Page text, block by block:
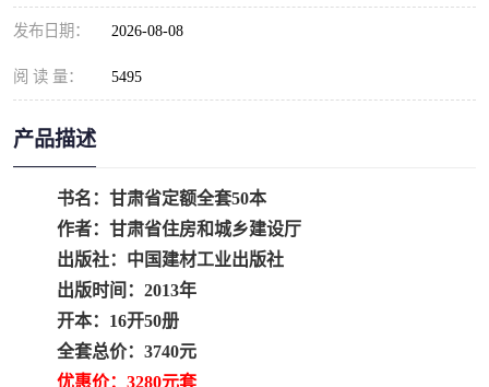
发布日期： 2026-08-08
阅 读 量： 5495
产品描述
书名：甘肃省定额全套50本
作者：甘肃省住房和城乡建设厅
出版社：中国建材工业出版社
出版时间：2013年
开本：16开50册
全套总价：3740元
优惠价：3280元套
算定额2
冶金工业建设工程预算定
额
人防工程预算定额
电子工程概预算定额
疏浚工程预算定额
吉林建设工程计价定额 辽宁省建筑工程预算定额
福建建设工程预算定额
辽宁省工程计价定额